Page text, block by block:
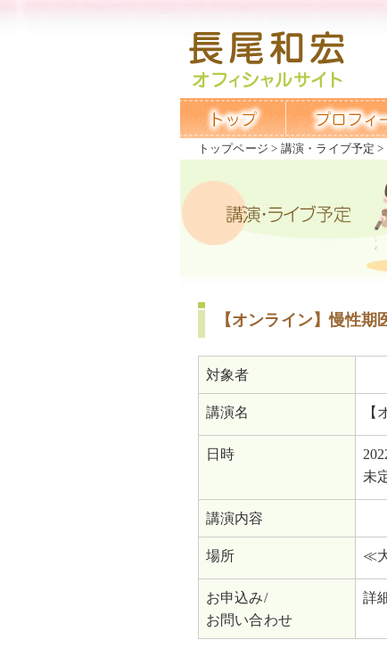
トップページ 講演・ライブ予定
【オンライン】慢性期
対象者
講演名 【
日時
未
講演内容
場所 ≪
お申込み/
お問い合わせ
詳